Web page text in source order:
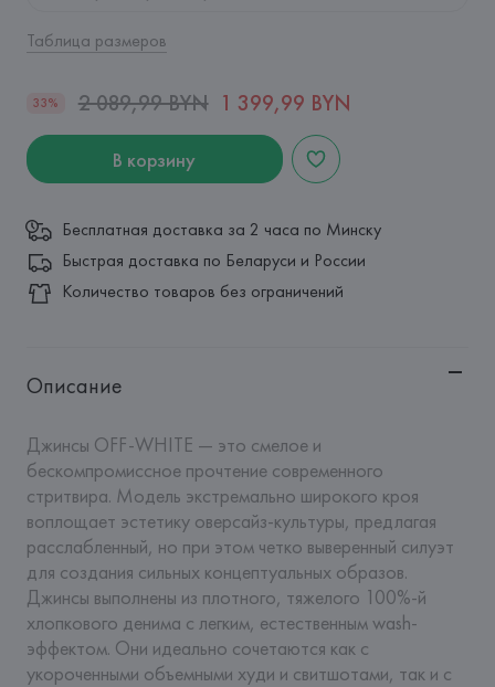
Таблица размеров
33% 2 089,99 BYN 1 399,99 BYN
В корзину
Бесплатная доставка за 2 часа по Минску
Быстрая доставка по Беларуси и России
Количество товаров без ограничений
Описание
Джинсы OFF-WHITE — это смелое и
бескомпромиссное прочтение современного
стритвира. Модель экстремально широкого кроя
воплощает эстетику оверсайз-культуры, предлагая
расслабленный, но при этом четко выверенный силуэт
для создания сильных концептуальных образов.
Джинсы выполнены из плотного, тяжелого 100%-й
хлопкового денима с легким, естественным wash-
эффектом. Они идеально сочетаются как с
укороченными объемными худи и свитшотами, так и с